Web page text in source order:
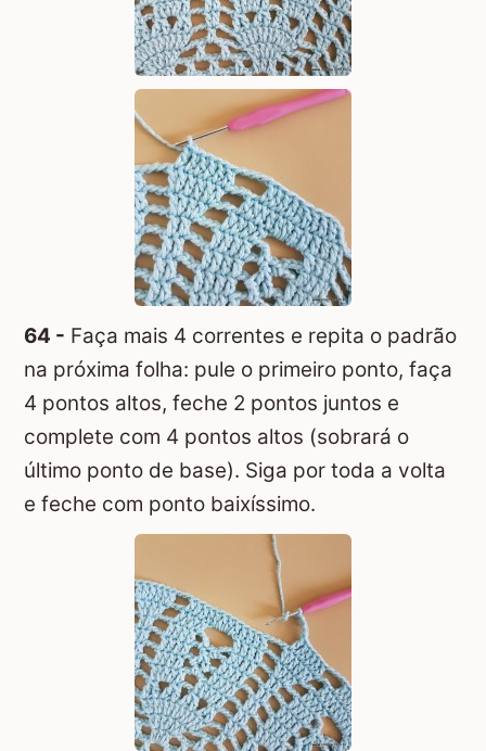
64 - Faça mais 4 correntes e repita o padrão
na próxima folha: pule o primeiro ponto, faça
4 pontos altos, feche 2 pontos juntos e
complete com 4 pontos altos (sobrará o
último ponto de base). Siga por toda a volta
e feche com ponto baixíssimo.